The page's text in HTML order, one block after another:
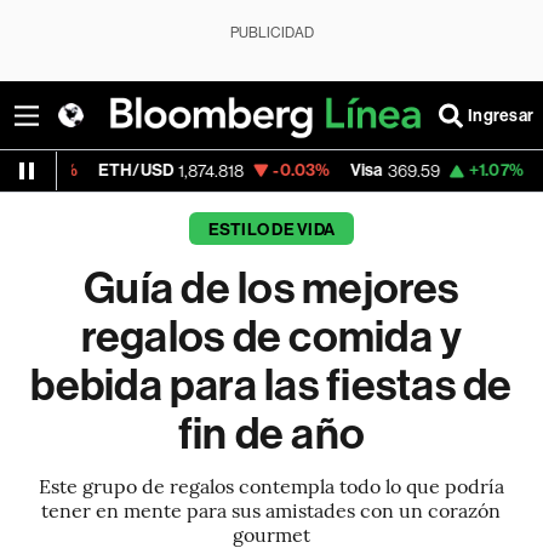
PUBLICIDAD
Ingresar
ETH/USD 1,874.818 -0.03% Visa 369.59 +1.07%
ESTILO DE VIDA
Guía de los mejores
regalos de comida y
bebida para las fiestas de
fin de año
Este grupo de regalos contempla todo lo que podría
tener en mente para sus amistades con un corazón
gourmet